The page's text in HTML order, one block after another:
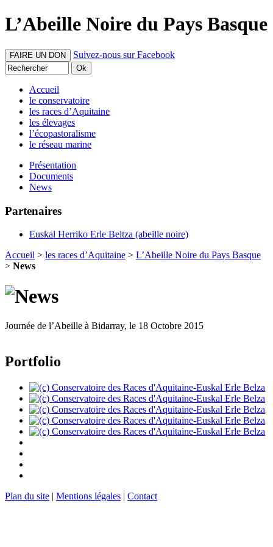
L’Abeille Noire du Pays Basque
FAIRE UN DON Suivez-nous sur Facebook
Accueil
le conservatoire
les races d’Aquitaine
les élevages
l’écopastoralisme
le réseau marine
Présentation
Documents
News
Partenaires
Euskal Herriko Erle Beltza (abeille noire)
Accueil > les races d’Aquitaine > L’Abeille Noire du Pays Basque
> News
Journée de l’Abeille à Bidarray, le 18 Octobre 2015
Portfolio
Plan du site | Mentions légales | Contact